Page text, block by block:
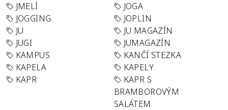
JMELÍ
JOGA
JOGGING
JOPLIN
JU
JU MAGAZÍN
JUGI
JUMAGAZÍN
KAMPUS
KANČÍ STEZKA
KAPELA
KAPELY
KAPR
KAPR S
BRAMBOROVÝM
SALÁTEM